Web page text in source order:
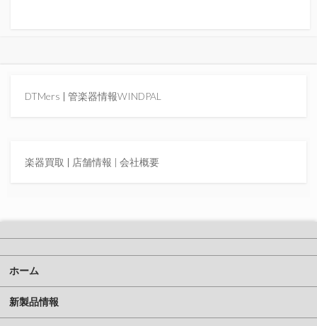
DTMers | 管楽器情報WINDPAL
楽器買取 | 店舗情報 | 会社概要
ホーム
新製品情報